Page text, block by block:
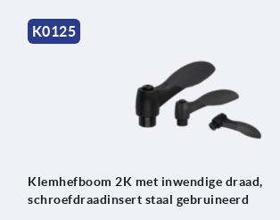
K0125
Klemhefboom 2K met inwendige draad,
schroefdraadinsert staal gebruineerd